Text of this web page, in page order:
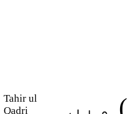
Tahir ul
Qadri
میں